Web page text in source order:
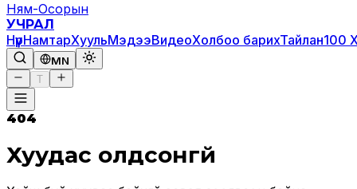
Ням-Осорын
УЧРАЛ
НүүрНамтарХуульМэдээВидеоХолбоо барихТайлан100
MN
T
404
Хуудас олдсонгүй